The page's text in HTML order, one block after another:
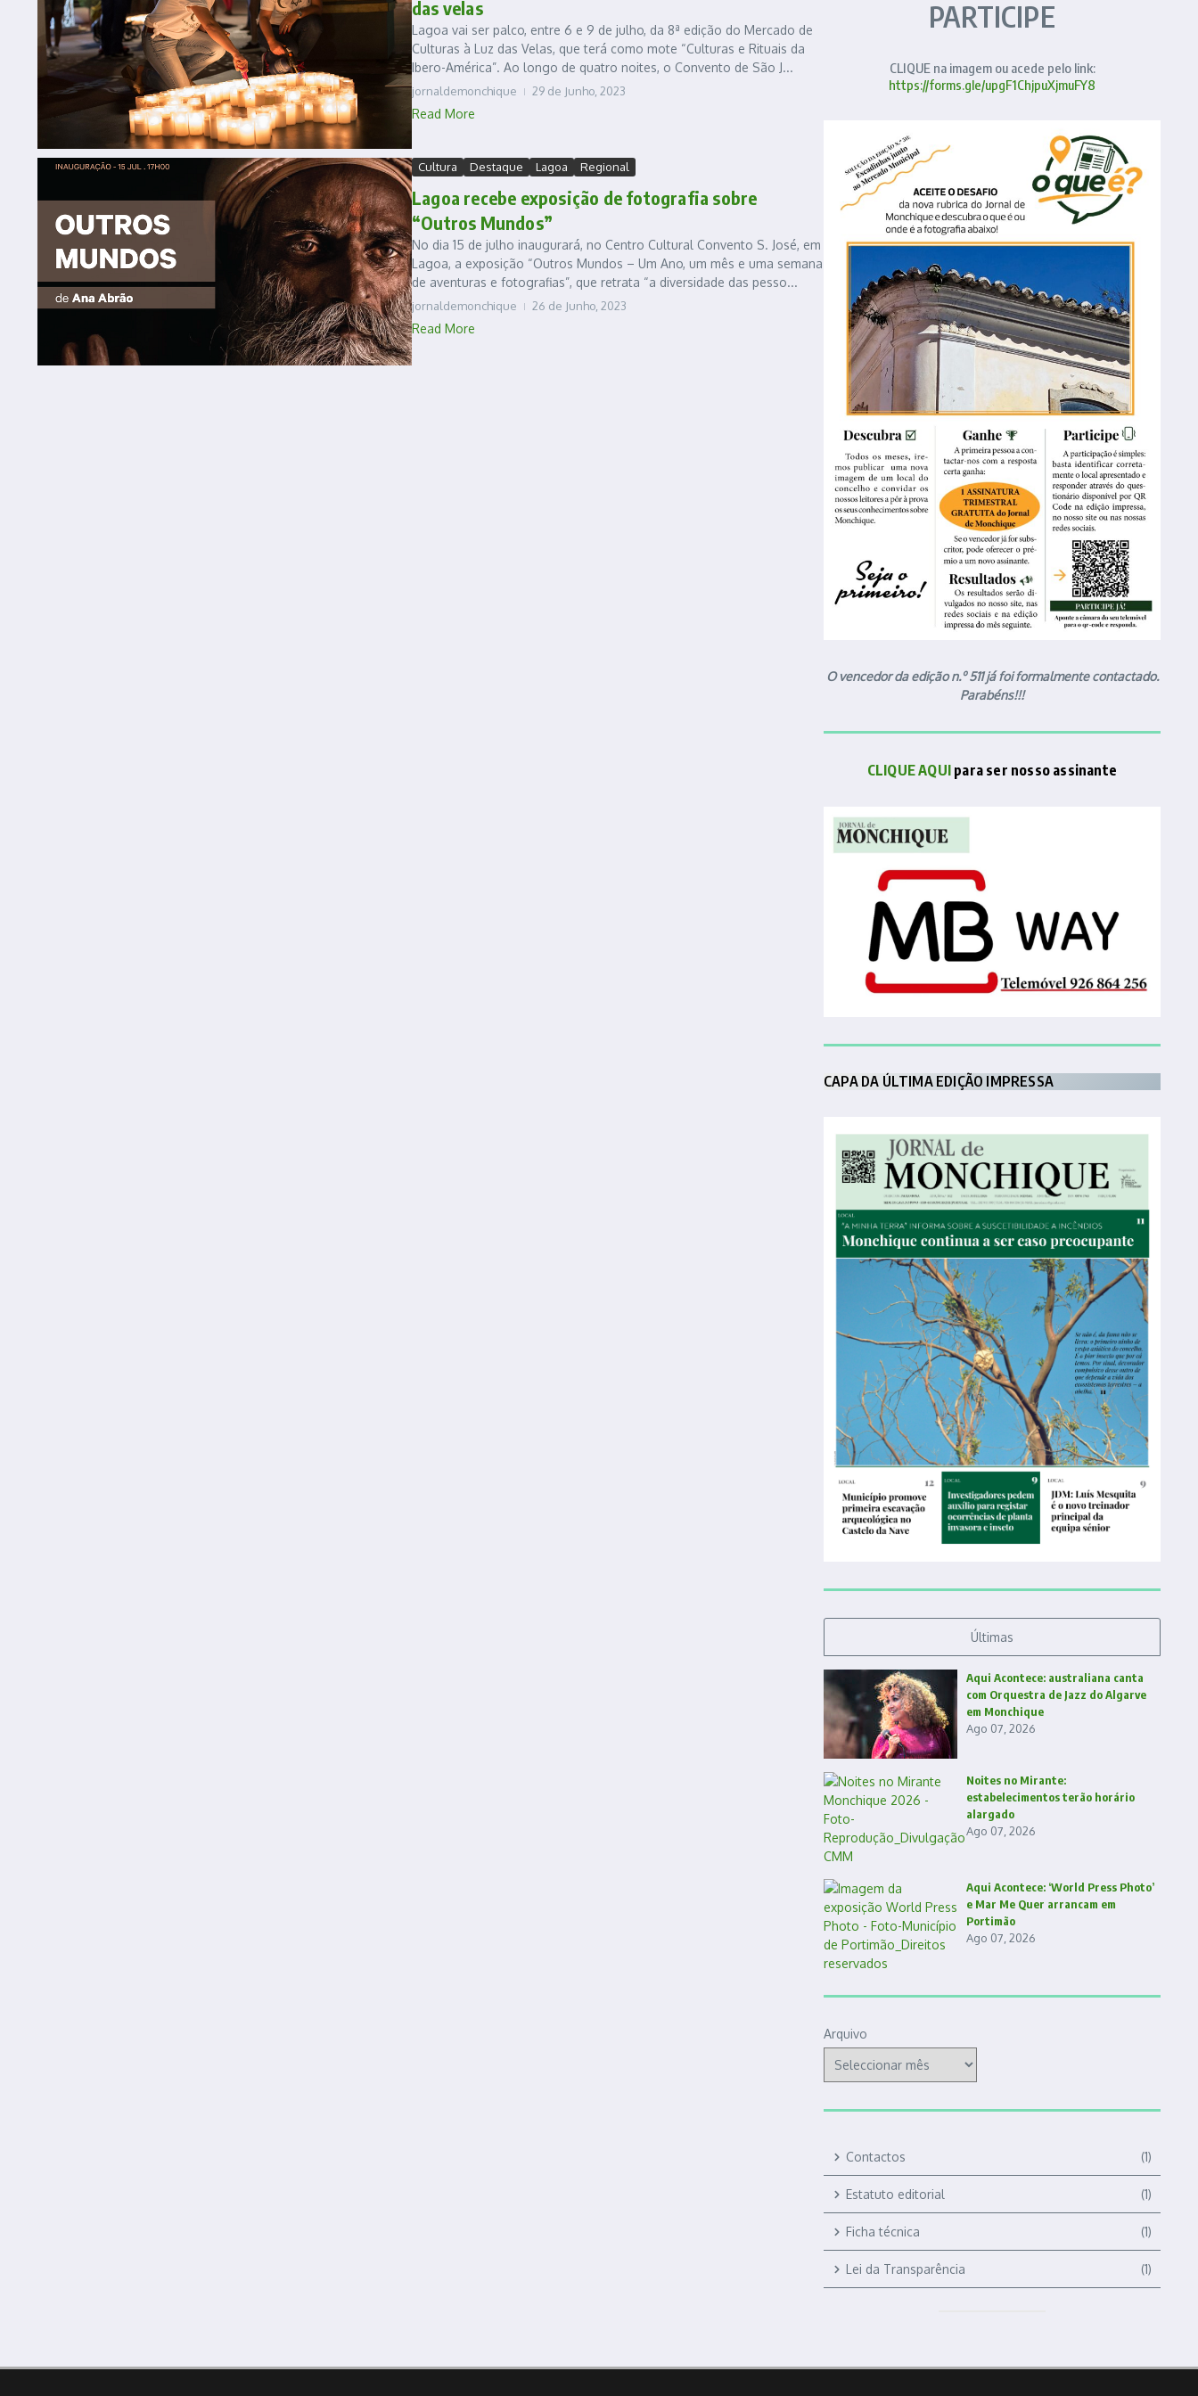
das velas
Lagoa vai ser palco, entre 6 e 9 de julho, da 8ª edição do Mercado de
Culturas à Luz das Velas, que terá como mote “Culturas e Rituais da
Ibero-América”. Ao longo de quatro noites, o Convento de São J...
jornaldemonchique 29 de Junho, 2023
Read More
Cultura Destaque Lagoa Regional
Lagoa recebe exposição de fotografia sobre
“Outros Mundos”
No dia 15 de julho inaugurará, no Centro Cultural Convento S. José, em
Lagoa, a exposição “Outros Mundos – Um Ano, um mês e uma semana
de aventuras e fotografias”, que retrata “a diversidade das pesso...
jornaldemonchique 26 de Junho, 2023
Read More
PARTICIPE
CLIQUE na imagem ou acede pelo link:
https://forms.gle/upgF1ChjpuXjmuFY8
O vencedor da edição n.º 511 já foi formalmente contactado.
Parabéns!!!
CLIQUE AQUI para ser nosso assinante
CAPA DA ÚLTIMA EDIÇÃO IMPRESSA
Últimas
Aqui Acontece: australiana canta
com Orquestra de Jazz do Algarve
em Monchique
Ago 07, 2026
Noites no Mirante:
estabelecimentos terão horário
alargado
Ago 07, 2026
Aqui Acontece: ‘World Press Photo’
e Mar Me Quer arrancam em
Portimão
Ago 07, 2026
Arquivo
Contactos (1)
Estatuto editorial (1)
Ficha técnica (1)
Lei da Transparência (1)